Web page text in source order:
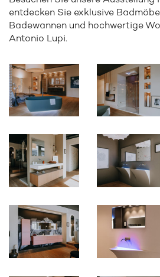
entdecken Sie exklusive
Badewannen und hochwertige
Antonio Lupi.